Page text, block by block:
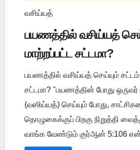
வசிய்யத்
பயணத்தில் வசிய்யத்
மாற்றப்பட்ட சட்டமா?
பயணத்தில் வசிய்யத் செய்யும் சட்டம்
சட்டமா? "பயணத்தின் போது
(வஸிய்யத்) செய்யும் போது,
தொழுகைக்குப் பிறகு நிறுத்தி
வாங்க வேண்டும் குர்ஆன் 5:106